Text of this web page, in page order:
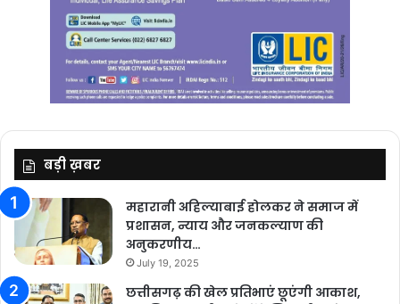
बड़ी ख़बर
महारानी अहिल्याबाई होलकर ने समाज में
प्रशासन, न्याय और जनकल्याण की
अनुकरणीय…
July 19, 2025
छत्तीसगढ़ की खेल प्रतिभाएं छूएंगी आकाश,